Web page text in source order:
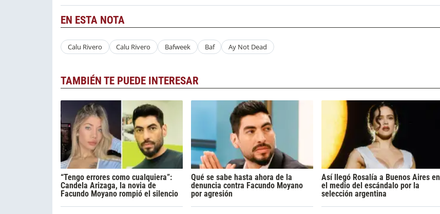
EN ESTA NOTA
Calu Rivero Calu Rivero Bafweek Baf Ay Not Dead
TAMBIÉN TE PUEDE INTERESAR
“Tengo errores como cualquiera”:
Candela Arizaga, la novia de
Facundo Moyano rompió el silencio
Qué se sabe hasta ahora de la
denuncia contra Facundo Moyano
por agresión
Así llegó Rosalía a Buenos Aires en
el medio del escándalo por la
selección argentina